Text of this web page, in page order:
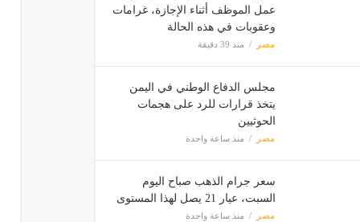
عمل الموظف أثناء الإجازة، غرامات
وعقوبات في هذه الحالة
مصر منذ 39 دقيقة
مجلس الدفاع الوطني في اليمن
يتخذ قرارات للرد على هجمات
الحوثيين
مصر منذ ساعة واحدة
سعر جرام الذهب صباح اليوم
السبت، عيار 21 يصل لهذا المستوى
مصر منذ ساعة واحدة